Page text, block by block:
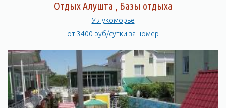
Отдых Алушта , Базы отдыха
У Лукоморье
от 3400 руб/сутки за номер